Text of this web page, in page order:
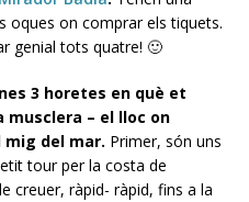
oques on comprar els tiquets.
genial tots quatre! 🙂
3 horetes en què et
musclera – el lloc on
del mar. Primer, són uns
tour per la costa de
creuer, ràpid- ràpid, fins a la